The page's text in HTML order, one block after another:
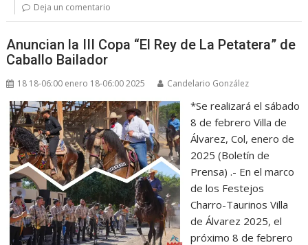
Deja un comentario
Anuncian la III Copa “El Rey de La Petatera” de
Caballo Bailador
18 18-06:00 enero 18-06:00 2025 Candelario González
*Se realizará el sábado
8 de febrero Villa de
Álvarez, Col, enero de
2025 (Boletín de
Prensa) .- En el marco
de los Festejos
Charro-Taurinos Villa
de Álvarez 2025, el
próximo 8 de febrero